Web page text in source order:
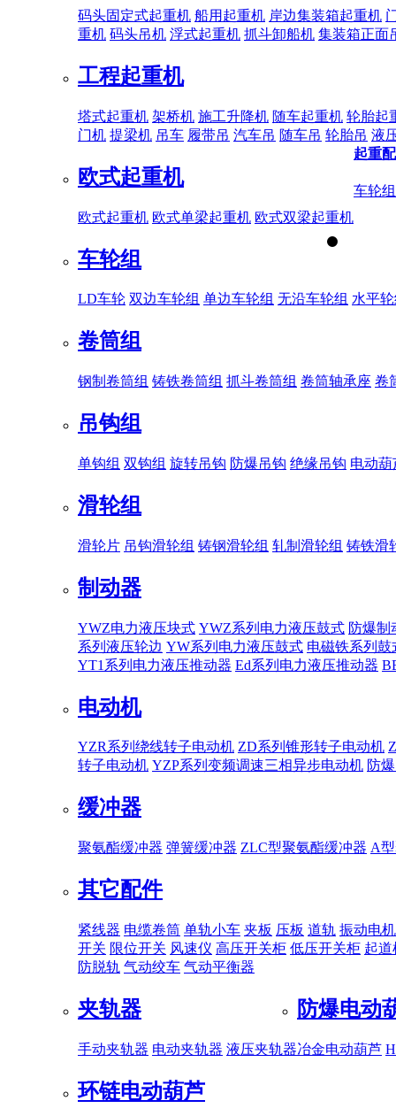
码头固定式起重机 船用起重机 岸边集装箱起重机
重机 码头吊机 浮式起重机 抓斗卸船机 集装箱正面
工程起重机
塔式起重机 架桥机 施工升降机 随车起重机 轮胎起
门机 提梁机 吊车 履带吊 汽车吊 随车吊 轮胎吊 液
欧式起重机
欧式起重机 欧式单梁起重机 欧式双梁起重机
起重
车轮组
车轮组
LD车轮 双边车轮组 单边车轮组 无沿车轮组 水平
卷筒组
钢制卷筒组 铸铁卷筒组 抓斗卷筒组 卷筒轴承座 卷
吊钩组
单钩组 双钩组 旋转吊钩 防爆吊钩 绝缘吊钩 电动
滑轮组
滑轮片 吊钩滑轮组 铸钢滑轮组 轧制滑轮组 铸铁滑
制动器
YWZ电力液压块式 YWZ系列电力液压鼓式 防爆制
系列液压轮边 YW系列电力液压鼓式 电磁铁系列鼓
YT1系列电力液压推动器 Ed系列电力液压推动器
电动机
YZR系列绕线转子电动机 ZD系列锥形转子电动机
转子电动机 YZP系列变频调速三相异步电动机 防
缓冲器
聚氨酯缓冲器 弹簧缓冲器 ZLC型聚氨酯缓冲器 A
其它配件
紧线器 电缆卷筒 单轨小车 夹板 压板 道轨 振动电机
开关 限位开关 风速仪 高压开关柜 低压开关柜 起道
防脱轨 气动绞车 气动平衡器
夹轨器
手动夹轨器 电动夹轨器 液压夹轨器
防爆电动
冶金电动葫芦
环链电动葫芦